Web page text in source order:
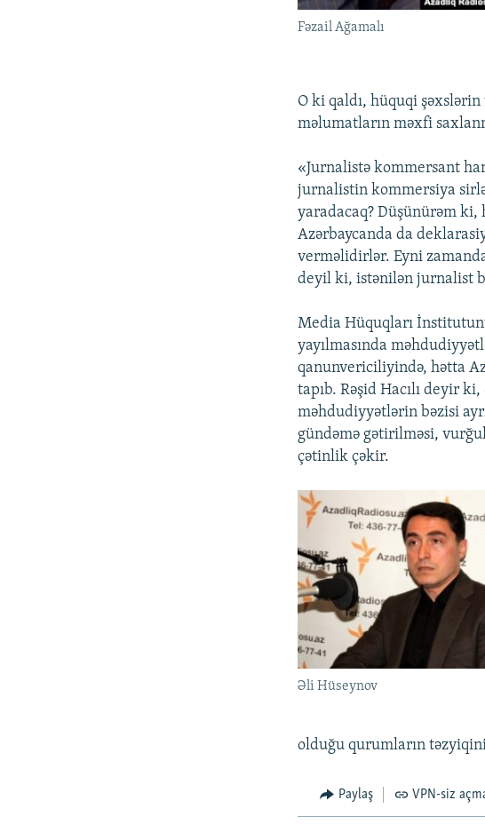
Fəzail Ağamalı
O ki qaldı, hüquqi
məlumatların məxfi
«Jurnalistə kommersant
jurnalistin kommersiya
yaradacaq? Düşünürəm ki,
Azərbaycanda da
verməlidirlər. Eyni
deyil ki, istənilən jurnalist
Media Hüquqları
yayılmasında
qanunvericiliyində, hətta
tapıb. Rəşid Hacılı deyir
məhdudiyyətlərin bəzisi
gündəmə gətirilməsi,
çətinlik çəkir.
Əli Hüseynov
olduğu qurumların
Paylaş VPN-siz